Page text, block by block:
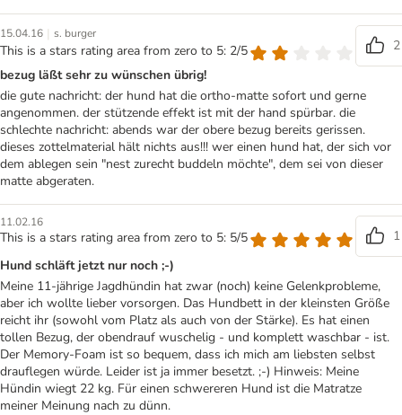
15.04.16 | s. burger
This is a stars rating area from zero to 5: 2/5
2
bezug läßt sehr zu wünschen übrig!
die gute nachricht: der hund hat die ortho-matte sofort und gerne
angenommen. der stützende effekt ist mit der hand spürbar. die
schlechte nachricht: abends war der obere bezug bereits gerissen.
dieses zottelmaterial hält nichts aus!!! wer einen hund hat, der sich vor
dem ablegen sein "nest zurecht buddeln möchte", dem sei von dieser
matte abgeraten.
11.02.16
This is a stars rating area from zero to 5: 5/5
1
Hund schläft jetzt nur noch ;-)
Meine 11-jährige Jagdhündin hat zwar (noch) keine Gelenkprobleme,
aber ich wollte lieber vorsorgen. Das Hundbett in der kleinsten Größe
reicht ihr (sowohl vom Platz als auch von der Stärke). Es hat einen
tollen Bezug, der obendrauf wuschelig - und komplett waschbar - ist.
Der Memory-Foam ist so bequem, dass ich mich am liebsten selbst
drauflegen würde. Leider ist ja immer besetzt. ;-) Hinweis: Meine
Hündin wiegt 22 kg. Für einen schwereren Hund ist die Matratze
meiner Meinung nach zu dünn.